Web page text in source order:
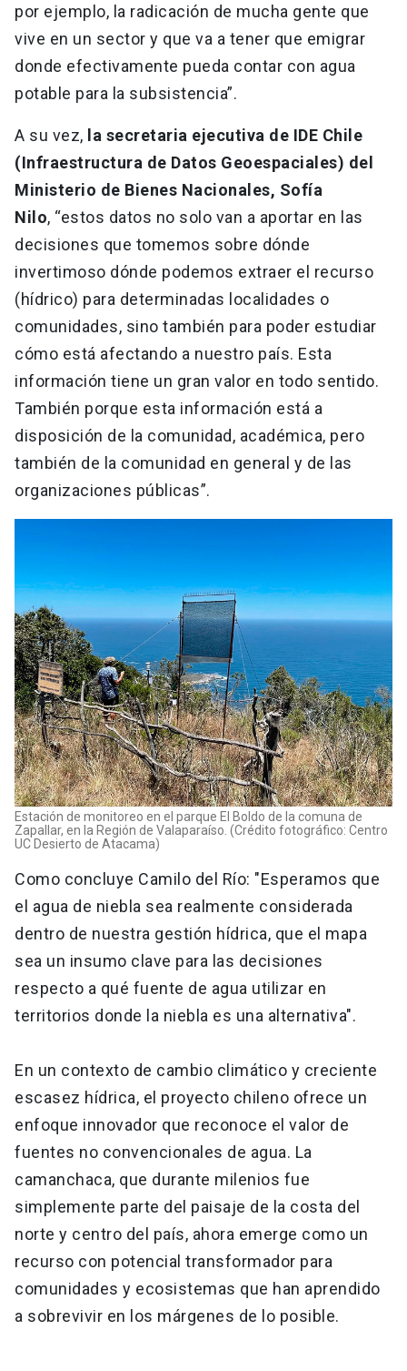
por ejemplo, la radicación de mucha gente que
vive en un sector y que va a tener que emigrar
donde efectivamente pueda contar con agua
potable para la subsistencia”.
A su vez, la secretaria ejecutiva de IDE Chile
(Infraestructura de Datos Geoespaciales) del
Ministerio de Bienes Nacionales, Sofía
Nilo, “estos datos no solo van a aportar en las
decisiones que tomemos sobre dónde
invertimoso dónde podemos extraer el recurso
(hídrico) para determinadas localidades o
comunidades, sino también para poder estudiar
cómo está afectando a nuestro país. Esta
información tiene un gran valor en todo sentido.
También porque esta información está a
disposición de la comunidad, académica, pero
también de la comunidad en general y de las
organizaciones públicas”.
Estación de monitoreo en el parque El Boldo de la comuna de
Zapallar, en la Región de Valaparaíso. (Crédito fotográfico: Centro
UC Desierto de Atacama)
Como concluye Camilo del Río: "Esperamos que
el agua de niebla sea realmente considerada
dentro de nuestra gestión hídrica, que el mapa
sea un insumo clave para las decisiones
respecto a qué fuente de agua utilizar en
territorios donde la niebla es una alternativa".
En un contexto de cambio climático y creciente
escasez hídrica, el proyecto chileno ofrece un
enfoque innovador que reconoce el valor de
fuentes no convencionales de agua. La
camanchaca, que durante milenios fue
simplemente parte del paisaje de la costa del
norte y centro del país, ahora emerge como un
recurso con potencial transformador para
comunidades y ecosistemas que han aprendido
a sobrevivir en los márgenes de lo posible.